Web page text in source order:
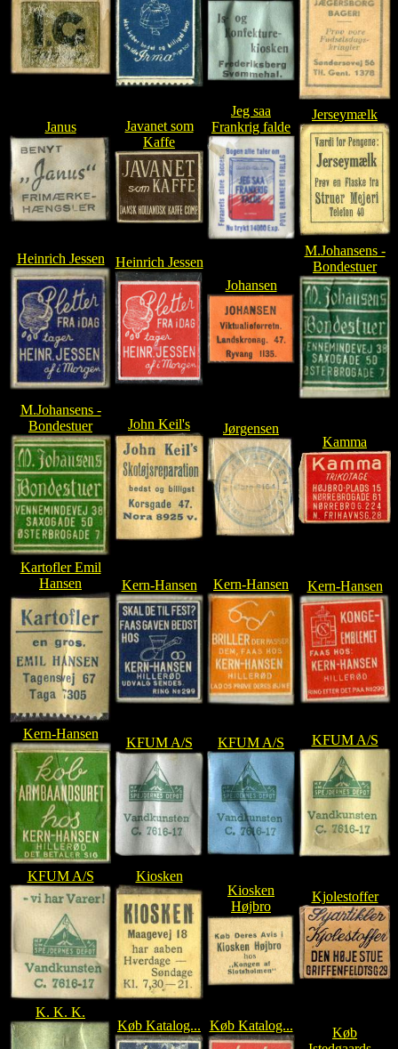
Janus
Javanet som
Kaffe
Jeg saa
Frankrig falde
Jerseymælk
Heinrich Jessen
Heinrich Jessen
Johansen
M.Johansens -
Bondestuer
M.Johansens -
Bondestuer
John Keil's
Jørgensen
Kamma
Kartofler Emil
Hansen
Kern-Hansen Kern-Hansen Kern-Hansen
Kern-Hansen
KFUM A/S KFUM A/S KFUM A/S
KFUM A/S
Kiosken
Kiosken
Højbro
Kjolestoffer
K. K. K.
Køb Katalog...
Køb Katalog...
Køb